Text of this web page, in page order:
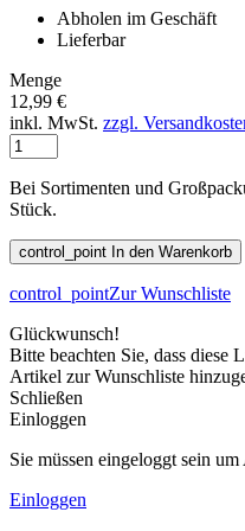
Abholen im Geschäft
Lieferbar
Menge
12,99 €
inkl. MwSt. zzgl.
Bei Sortimenten und
Stück.
control_point In den Warenkorb
control_pointZur Wunschliste
Glückwunsch!
Bitte beachten Sie, dass diese
Artikel zur Wunschliste
Schließen
Einloggen
Sie müssen eingeloggt sein
Einloggen